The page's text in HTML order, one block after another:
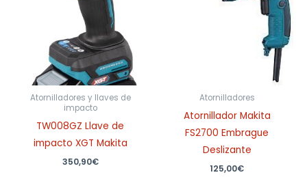
Atornilladores y llaves de
impacto
TW008GZ Llave de
impacto XGT Makita
350,90€
Atornilladores
Atornillador Makita
FS2700 Embrague
Deslizante
125,00€